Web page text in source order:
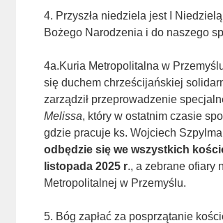
4. Przyszła niedziela jest I
Bożego Narodzenia i do naszego
4a.Kuria Metropolitalna w
się duchem chrześcijańskiej
zarządził przeprowadzenie
Melissa, który w ostatnim czasie
gdzie pracuje ks. Wojciech
odbędzie się we wszystkich
listopada 2025 r., a zebrane ofiary
Metropolitalnej w Przemyślu.
5. Bóg zapłać za posprzątanie